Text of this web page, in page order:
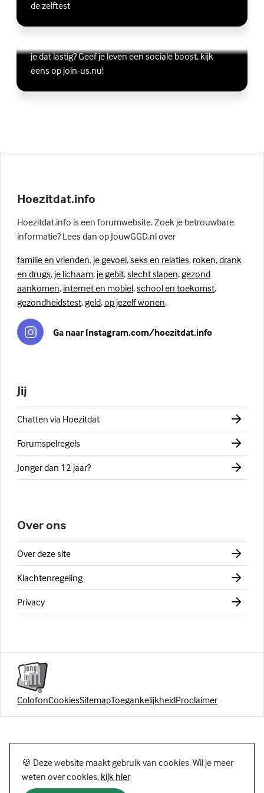
de zelftest
Vriendschap
je dat lastig? Geef je leven een sociale boost, kijk
eens op join-us.nu!
Lees meer over Vriendschap
(Externe link)
Hoezitdat.info
Hoezitdat.info is een forumwebsite. Zoek je betrouwbare
informatie? Lees dan op JouwGGD.nl over
familie en vrienden, je gevoel,seks en relaties, roken, drank
en drugs, je lichaam, je gebit,slecht slapen,gezond
aankomen, internet en mobiel,school en toekomst,
gezondheidstest,geld,op jezelf wonen.
Ga naar Instagram.com/hoezitdat.info
Jij
Chatten via Hoezitdat
Forumspelregels
Jonger dan 12 jaar?
Over ons
Over deze site
Klachtenregeling
Privacy
ColofonCookiesSitemapToegankelijkheidProclaimer
🍪 Deze website maakt gebruik van cookies. Wil je meer
weten over cookies, kijk hier